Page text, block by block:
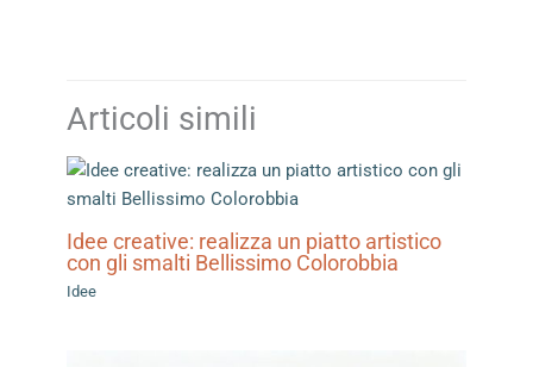
Articoli simili
Idee creative: realizza un piatto artistico
con gli smalti Bellissimo Colorobbia
Idee